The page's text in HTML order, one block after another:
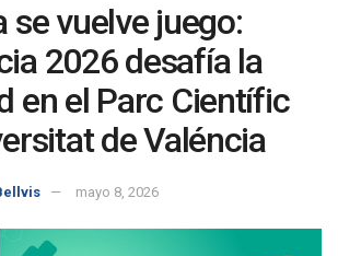
se vuelve juego:
2026 desafía la
en el Parc Científic
de Valéncia
mayo 8, 2026